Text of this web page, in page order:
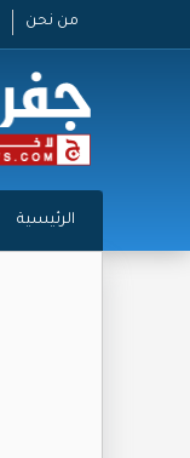
من نحن
الرئيسية